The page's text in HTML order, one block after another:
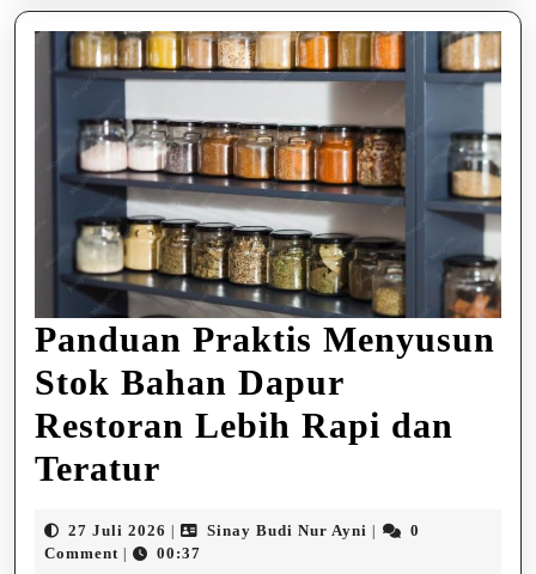
Panduan Praktis Menyusun
Stok Bahan Dapur
Restoran Lebih Rapi dan
Teratur
Menyusun
27 Juli 2026 27
Juli
| Sinay Budi Nur Ayni Sinay
|
0
Comment | 00:37